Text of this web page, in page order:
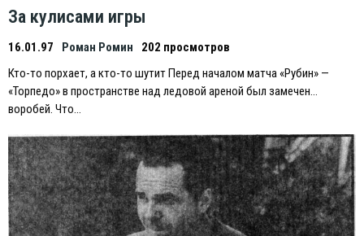
За кулисами игры
16.01.97 Роман Ромин
202 просмотров
Кто-то порхает, а кто-то шутит Перед началом матча «Рубин» —
«Торпедо» в пространстве над ледовой ареной был замечен…
воробей. Что…